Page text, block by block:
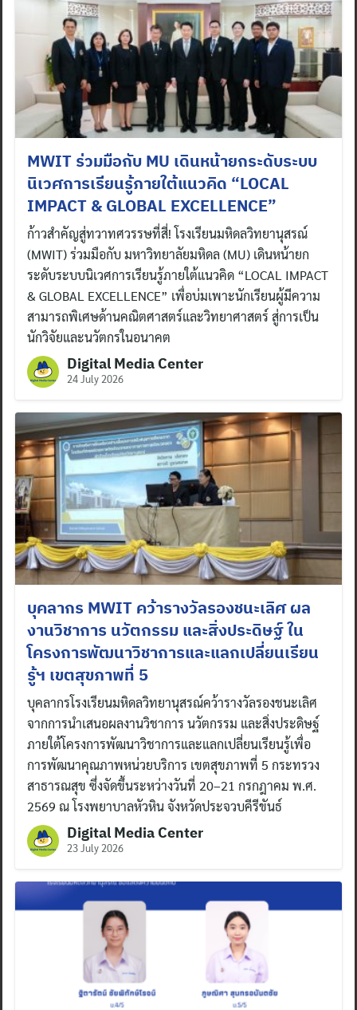
Search
MWIT ร่วมมือกับ MU เดินหน้ายกระดับระบบ
นิเวศการเรียนรู้ภายใต้แนวคิด “LOCAL
IMPACT & GLOBAL EXCELLENCE”
ก้าวสำคัญสู่ทวาทศวรรษที่สี่! โรงเรียนมหิดลวิทยานุสรณ์
(MWIT) ร่วมมือกับ มหาวิทยาลัยมหิดล (MU) เดินหน้ายก
ระดับระบบนิเวศการเรียนรู้ภายใต้แนวคิด “LOCAL IMPACT
& GLOBAL EXCELLENCE” เพื่อบ่มเพาะนักเรียนผู้มีความ
สามารถพิเศษด้านคณิตศาสตร์และวิทยาศาสตร์ สู่การเป็น
นักวิจัยและนวัตกรในอนาคต
Digital Media Center
24 July 2026
บุคลากร MWIT คว้ารางวัลรองชนะเลิศ ผล
งานวิชาการ นวัตกรรม และสิ่งประดิษฐ์ ใน
โครงการพัฒนาวิชาการและแลกเปลี่ยนเรียน
รู้ฯ เขตสุขภาพที่ 5
บุคลากรโรงเรียนมหิดลวิทยานุสรณ์คว้ารางวัลรองชนะเลิศ
จากการนำเสนอผลงานวิชาการ นวัตกรรม และสิ่งประดิษฐ์
ภายใต้โครงการพัฒนาวิชาการและแลกเปลี่ยนเรียนรู้เพื่อ
การพัฒนาคุณภาพหน่วยบริการ เขตสุขภาพที่ 5 กระทรวง
สาธารณสุข ซึ่งจัดขึ้นระหว่างวันที่ 20–21 กรกฎาคม พ.ศ.
2569 ณ โรงพยาบาลหัวหิน จังหวัดประจวบคีรีขันธ์
Digital Media Center
23 July 2026